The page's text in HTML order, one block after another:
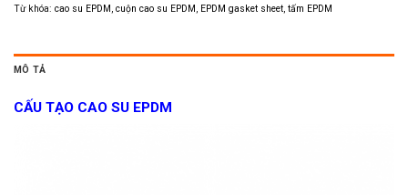
Từ khóa: cao su EPDM, cuộn cao su EPDM, EPDM gasket sheet, tấm EPDM
MÔ TẢ
CẤU TẠO CAO SU EPDM